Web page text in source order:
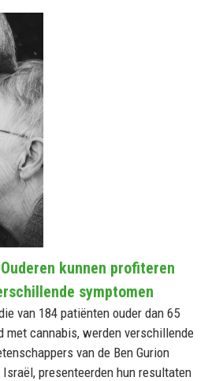
kunnen profiteren
symptomen
van 184 patiënten ouder dan 65
met cannabis, werden verschillende
van de Ben Gurion
presenteerden hun resultaten